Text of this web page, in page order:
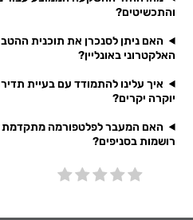
והתכשיטים?
האם ניתן לסנכרן את תוכנית
האלקטרוני באונליין?
איך עלינו להתמודד עם בעיית
יוקרה יקרים?
האם המעבר לפלטפורמה מתקדמת
רושמות בסניפים?